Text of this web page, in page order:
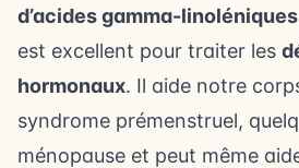
d’acides gamma-linoléniques
est excellent pour traiter les
hormonaux. Il aide notre
syndrome prémenstruel,
ménopause et peut même